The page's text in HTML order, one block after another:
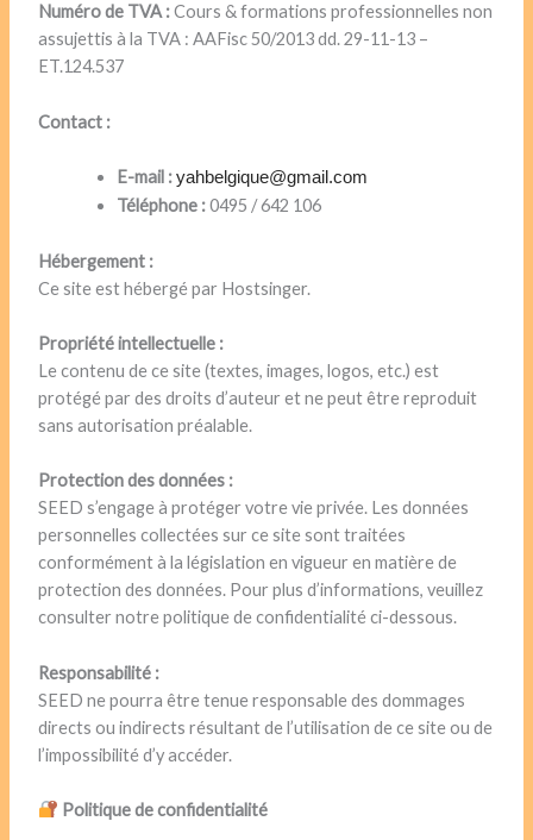
Numéro de TVA :Cours & formations professionnelles non
assujettis à la TVA : AAFisc 50/2013 dd. 29-11-13 –
ET.124.537
Contact :
E-mail :yahbelgique@gmail.com
Téléphone :0495 / 642 106
Hébergement :
Ce site est hébergé par Hostsinger.
Propriété intellectuelle :
Le contenu de ce site (textes, images, logos, etc.) est
protégé par des droits d’auteur et ne peut être reproduit
sans autorisation préalable.
Protection des données :
SEED s’engage à protéger votre vie privée. Les données
personnelles collectées sur ce site sont traitées
conformément à la législation en vigueur en matière de
protection des données. Pour plus d’informations, veuillez
consulter notre politique de confidentialité ci-dessous.
Responsabilité :
SEED ne pourra être tenue responsable des dommages
directs ou indirects résultant de l’utilisation de ce site ou de
l’impossibilité d’y accéder.
Politique de confidentialité